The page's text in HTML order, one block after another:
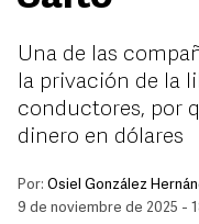
Una de las
la privación de la
conductores, por
dinero en dólares
Por: Osiel González
9 de noviembre de 2025 -